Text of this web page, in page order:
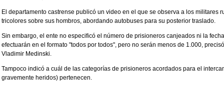
El departamento castrense publicó un video en el que se observa a los militares
tricolores sobre sus hombros, abordando autobuses para su posterior traslado.
Sin embargo, el ente no especificó el número de prisioneros canjeados ni la
efectuarán en el formato "todos por todos", pero no serán menos de 1.000,
Vladimir Medinski.
Tampoco indicó a cuál de las categorías de prisioneros acordados para el
gravemente heridos) pertenecen.